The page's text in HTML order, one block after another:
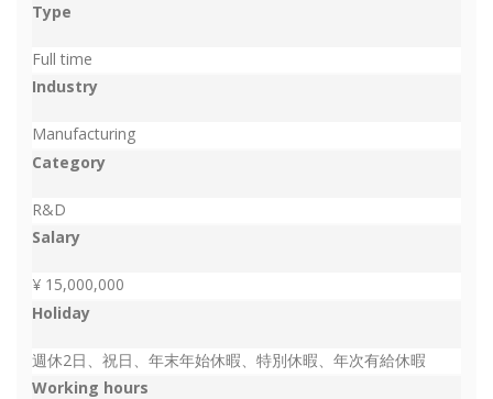
Type
Full time
Industry
Manufacturing
Category
R&D
Salary
¥ 15,000,000
Holiday
週休2日、祝日、年末年始休暇、特別休暇、年次有給休暇
Working hours